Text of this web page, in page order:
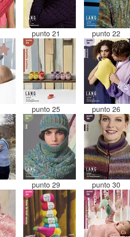
punto 21 punto 22
punto 25 punto 26
punto 29 punto 30